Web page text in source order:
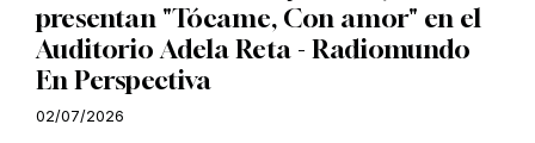
presentan "Tócame, Con amor" en el
Auditorio Adela Reta - Radiomundo
En Perspectiva
02/07/2026